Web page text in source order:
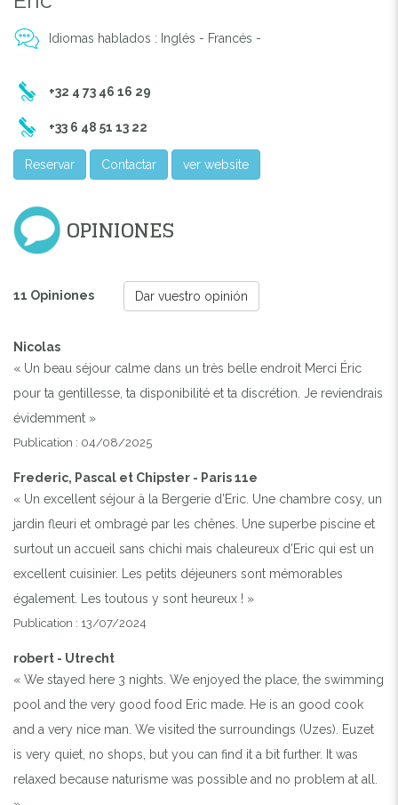
Idiomas hablados : Inglés - Francés -
+32 4 73 46 16 29
+33 6 48 51 13 22
Reservar Contactar ver website
OPINIONES
11 Opiniones Dar vuestro opinión
Nicolas
« Un beau séjour calme dans un très belle endroit Merci Éric
pour ta gentillesse, ta disponibilité et ta discrétion. Je reviendrais
évidemment »
Publication : 04/08/2025
Frederic, Pascal et Chipster - Paris 11e
« Un excellent séjour à la Bergerie d’Eric. Une chambre cosy, un
jardin fleuri et ombragé par les chênes. Une superbe piscine et
surtout un accueil sans chichi mais chaleureux d’Eric qui est un
excellent cuisinier. Les petits déjeuners sont mémorables
également. Les toutous y sont heureux ! »
Publication : 13/07/2024
robert - Utrecht
« We stayed here 3 nights. We enjoyed the place, the swimming
pool and the very good food Eric made. He is an good cook
and a very nice man. We visited the surroundings (Uzes). Euzet
is very quiet, no shops, but you can find it a bit further. It was
relaxed because naturisme was possible and no problem at all.